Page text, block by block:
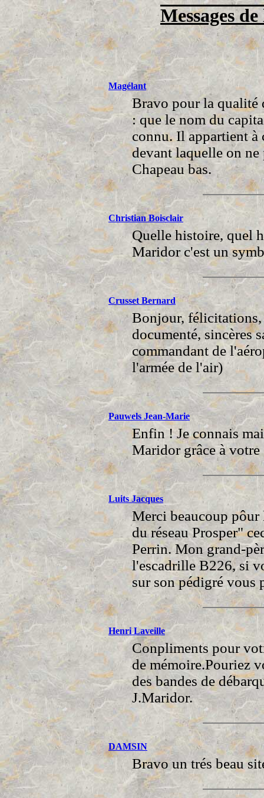
Messages
Magélant
Bravo pour la qualité
: que le nom du
connu. Il appartient à
devant laquelle on
Chapeau bas.
Christian Boisclair
Quelle histoire, quel
Maridor c'est un
Crusset Bernard
Bonjour, félicitations,
documenté, sincères
commandant de
l'armée de l'air)
Pauwels Jean-Marie
Enfin ! Je connais
Maridor grâce à votre
Luits Jacques
Merci beaucoup
du réseau Prosper"
Perrin. Mon grand-
l'escadrille B226, si
sur son pédigré vous
Henri Laveille
Conpliments pour
de mémoire.Pouriez
des bandes de
J.Maridor.
DAMSIN
Bravo un trés beau